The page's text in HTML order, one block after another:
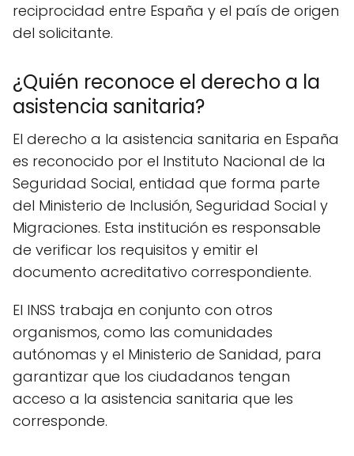
reciprocidad entre España y el país de origen
del solicitante.
¿Quién reconoce el derecho a la
asistencia sanitaria?
El derecho a la asistencia sanitaria en España
es reconocido por el Instituto Nacional de la
Seguridad Social, entidad que forma parte
del Ministerio de Inclusión, Seguridad Social y
Migraciones. Esta institución es responsable
de verificar los requisitos y emitir el
documento acreditativo correspondiente.
El INSS trabaja en conjunto con otros
organismos, como las comunidades
autónomas y el Ministerio de Sanidad, para
garantizar que los ciudadanos tengan
acceso a la asistencia sanitaria que les
corresponde.